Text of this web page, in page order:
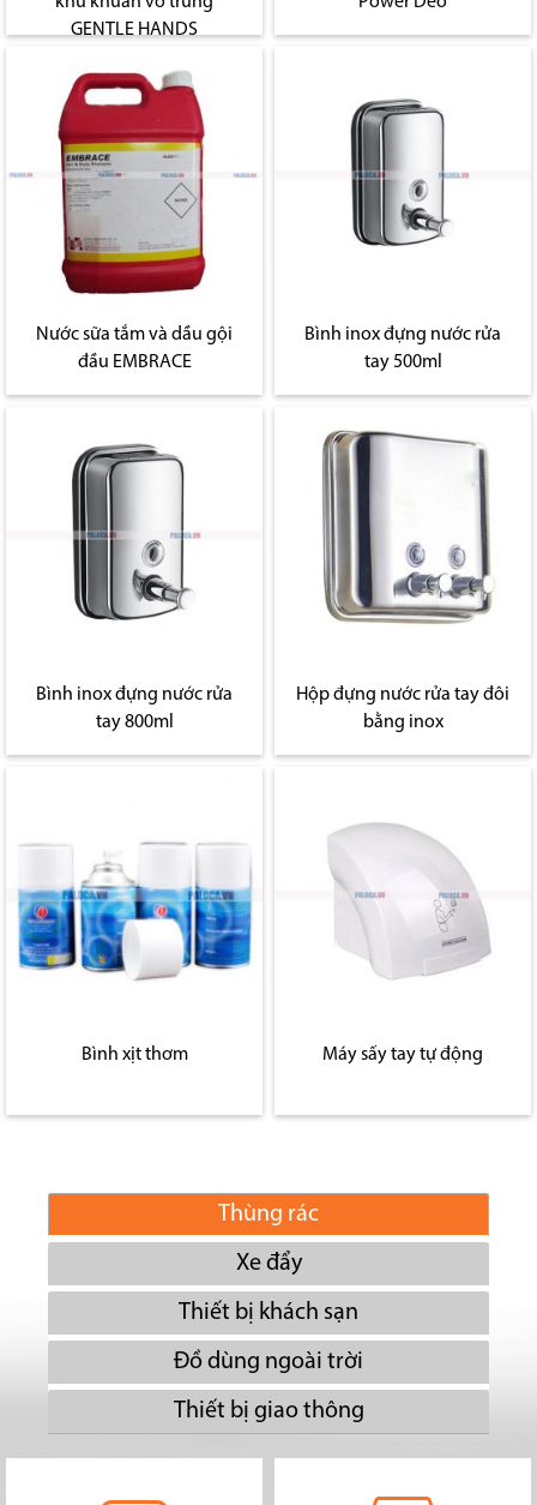
GENTLE HANDS
Nước sữa tắm và dầu gội
đầu EMBRACE
Bình inox đựng nước rửa
tay 500ml
Bình inox đựng nước rửa
tay 800ml
Hộp đựng nước rửa tay đôi
bằng inox
Bình xịt thơm Máy sấy tay tự động
Thùng rác
Xe đẩy
Thiết bị khách sạn
Đồ dùng ngoài trời
Thiết bị giao thông